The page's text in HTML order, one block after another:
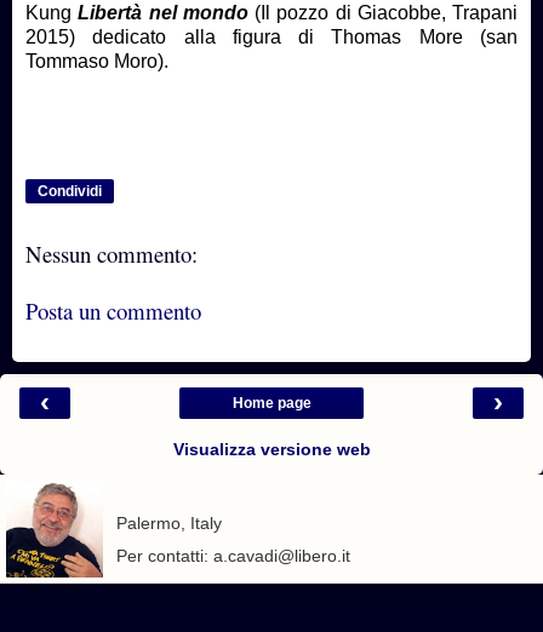
KungLibertà nel mondo(Il pozzo di Giacobbe, Trapani
2015) dedicato alla figura di Thomas More (san
Tommaso Moro).
Condividi
Nessun commento:
Posta un commento
‹ ›
Home page
Visualizza versione web
Palermo, Italy
Per contatti: a.cavadi@libero.it